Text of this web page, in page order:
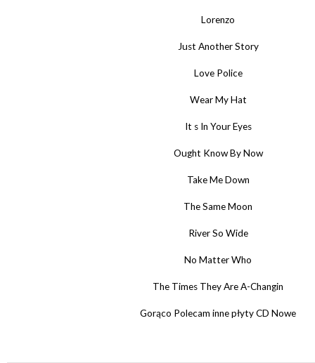
Lorenzo
Just Another Story
Love Police
Wear My Hat
It s In Your Eyes
Ought Know By Now
Take Me Down
The Same Moon
River So Wide
No Matter Who
The Times They Are A-Changin
Gorąco Polecam inne płyty CD Nowe